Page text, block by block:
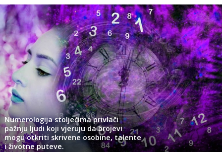
Numerologija stoljećima privlači
pažnju ljudi koji vjeruju da brojevi
mogu otkriti skrivene osobine, talente
i životne puteve.